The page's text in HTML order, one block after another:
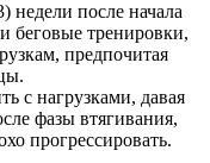
недели после начала
беговые тренировки,
предпочитая
с нагрузками, давая
фазы втягивания,
прогрессировать.